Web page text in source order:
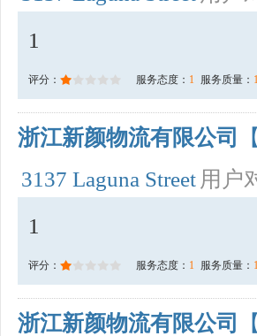
1
评分： 服务态度： 1 服务质量： 1
浙江新颜物流有限公司
3137 Laguna Street 用户
1
评分： 服务态度： 1 服务质量： 1
浙江新颜物流有限公司